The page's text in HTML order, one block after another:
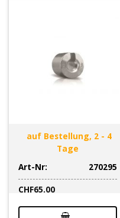
auf Bestellung, 2 - 4
Tage
Art-Nr:
270295
CHF65.00